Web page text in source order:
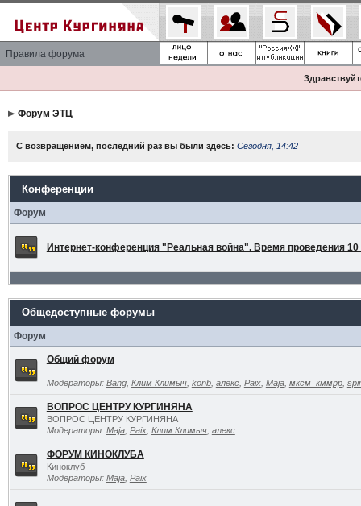
Правила форума
Форум ЭТЦ
С возвращением, последний раз вы были здесь: Сегодня, 14:42
Конференции
Форум
Интернет-конференция "Реальная война". Время проведения 10
Общедоступные форумы
Форум
Общий форум
Модераторы: Bang, Клим Климыч, konb, алекс, Paix, Maja, мксм_кммрр,
ВОПРОС ЦЕНТРУ КУРГИНЯНА
ВОПРОС ЦЕНТРУ КУРГИНЯНА
Модераторы: Maja, Paix, Клим Климыч, алекс
ФОРУМ КИНОКЛУБА
Киноклуб
Модераторы: Maja, Paix